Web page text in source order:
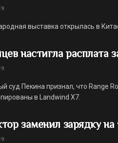
выставка открылась в
настигла расплата
суд Пекина признал, что Range
в Landwind X7.
заменил зарядку